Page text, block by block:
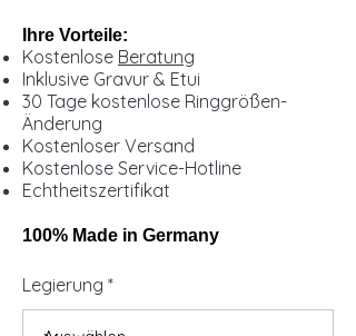
Ihre Vorteile:
Kostenlose Beratung
Inklusive Gravur & Etui
30 Tage kostenlose Ringgrößen-
Änderung
Kostenloser Versand
Kostenlose Service-Hotline
Echtheitszertifikat
100% Made in Germany
Legierung